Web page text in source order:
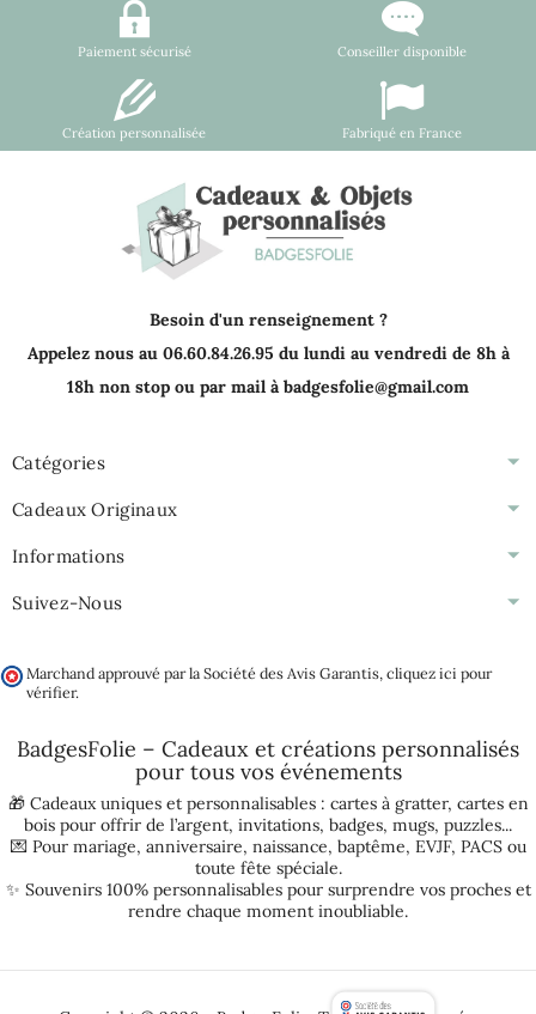
Paiement sécurisé Conseiller disponible
Création personnalisée Fabriqué en France
Besoin d'un renseignement ?
Appelez nous au 06.60.84.26.95 du lundi au vendredi de 8h à
18h non stop ou par mail à badgesfolie@gmail.com
Catégories
Cadeaux Originaux
Informations
Suivez-Nous
Marchand approuvé par la Société des Avis Garantis, cliquez ici pour
vérifier.
BadgesFolie – Cadeaux et créations personnalisés
pour tous vos événements
🎁 Cadeaux uniques et personnalisables : cartes à gratter, cartes en
bois pour offrir de l’argent, invitations, badges, mugs, puzzles...
💌 Pour mariage, anniversaire, naissance, baptême, EVJF, PACSou
toute fête spéciale.
✨ Souvenirs 100% personnalisables pour surprendre vos proches et
rendre chaque moment inoubliable.